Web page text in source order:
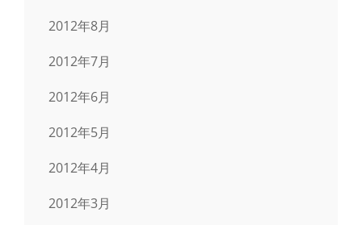
2012年8月
2012年7月
2012年6月
2012年5月
2012年4月
2012年3月